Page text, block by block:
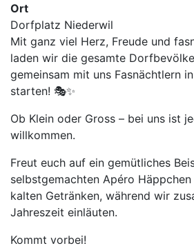
Ort
Dorfplatz Niederwil
Mit ganz viel Herz, Freude und
laden wir die gesamte
gemeinsam mit uns Fasnächtlern
starten! 🎭✨
Ob Klein oder Gross – bei uns ist
willkommen.
Freut euch auf ein gemütliches
selbstgemachten Apéro
kalten Getränken, während wir
Jahreszeit einläuten.
Kommt vorbei!